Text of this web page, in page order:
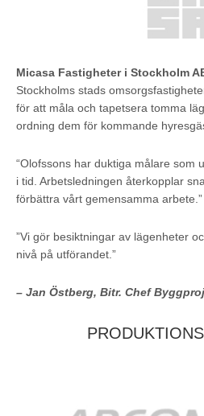
Micasa Fastigheter i Stockholm
Stockholms stads
för att måla och tapetsera tomma
ordning dem för kommande
“Olofssons har duktiga målare som
i tid. Arbetsledningen återkopplar
förbättra vårt gemensamma arbete.”
”Vi gör besiktningar av lägenheter
nivå på utförandet.”
– Jan Östberg, Bitr. Chef